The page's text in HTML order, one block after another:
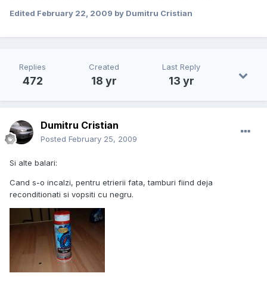
Edited February 22, 2009 by Dumitru Cristian
Replies
472
Created
18 yr
Last Reply
13 yr
Dumitru Cristian
Posted February 25, 2009
Si alte balari:
Cand s-o incalzi, pentru etrierii fata, tamburi fiind deja
reconditionati si vopsiti cu negru.